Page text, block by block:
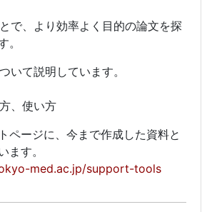
で、より効率よく目的の論文を探
。
いて説明しています。
、使い方
ページに、今まで作成した資料と
ます。
med.ac.jp/support-tools